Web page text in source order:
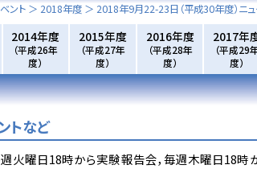
ント ＞ 2018年度 ＞ 2018年9月22-23日 （平成30年度）ニ
2014年度
（平成26年
度）
2015年度
（平成27年
度）
2016年度
（平成28年
度）
2017年
（平成29
度）
トなど
火曜日18時から実験報告会，毎週木曜日18時